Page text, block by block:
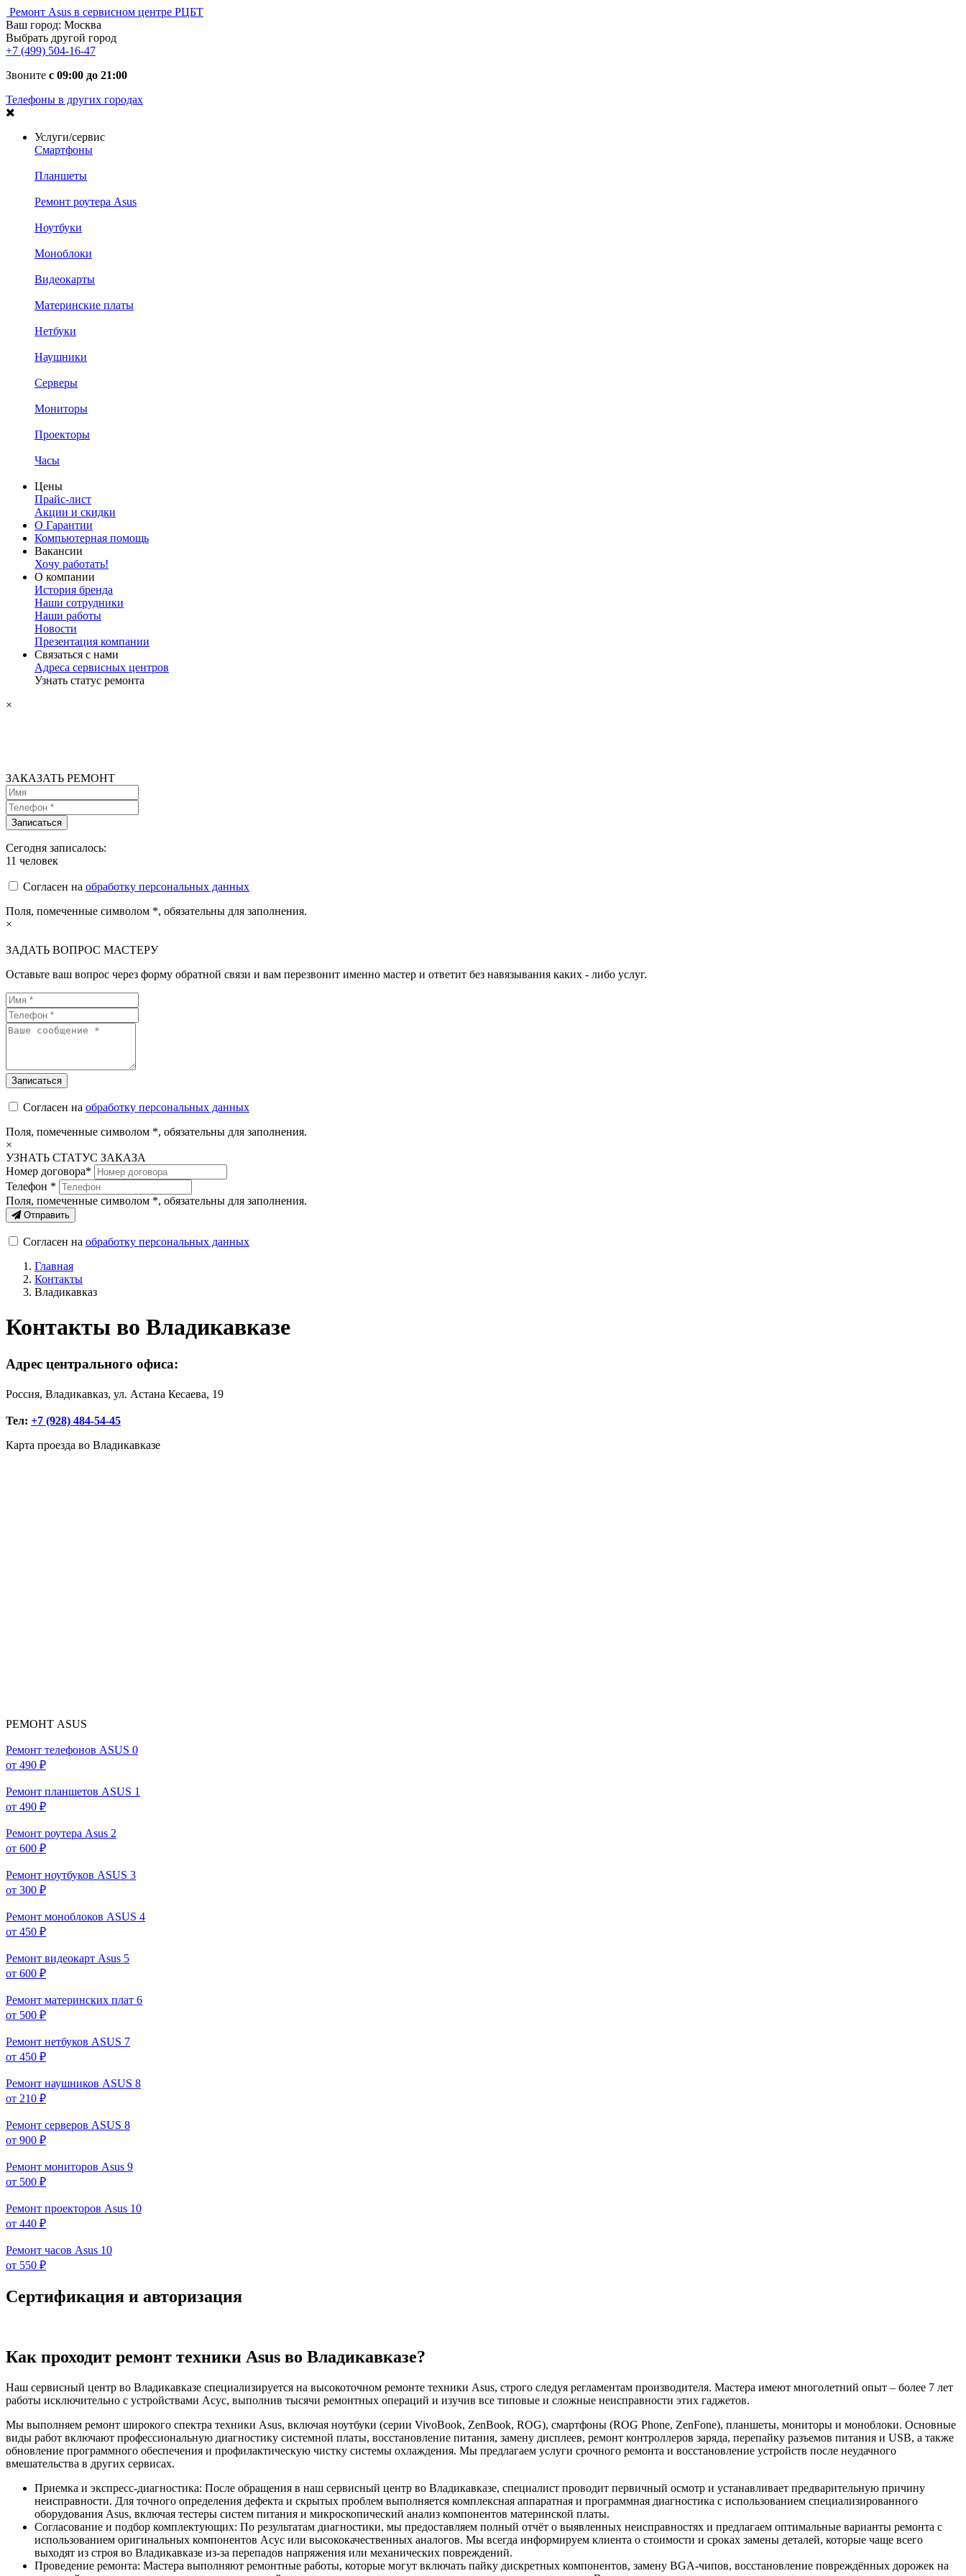
Ремонт Asus в сервисном центре РЦБТ
Ваш город: Москва
Выбрать другой город
+7 (499) 504-16-47
Звоните с 09:00 до 21:00
Телефоны в других городах
Услуги/сервис
Смартфоны
Планшеты
Ремонт роутера Asus
Ноутбуки
Моноблоки
Видеокарты
Материнские платы
Нетбуки
Наушники
Серверы
Мониторы
Проекторы
Часы
Цены
Прайс-лист
Акции и скидки
О Гарантии
Компьютерная помощь
Вакансии
Хочу работать!
О компании
История бренда
Наши сотрудники
Наши работы
Новости
Презентация компании
Связаться с нами
Адреса сервисных центров
Узнать статус ремонта
×
ЗАКАЗАТЬ РЕМОНТ
Сегодня записалось:
11 человек
Согласен на обработку персональных данных
Поля, помеченные символом *, обязательны для заполнения.
×
ЗАДАТЬ ВОПРОС МАСТЕРУ
Оставьте ваш вопрос через форму обратной связи и вам перезвонит именно мастер и ответит без навязывания каких - либо услуг.
Согласен на обработку персональных данных
Поля, помеченные символом *, обязательны для заполнения.
×
УЗНАТЬ СТАТУС ЗАКАЗА
Номер договора*
Телефон *
Поля, помеченные символом *, обязательны для заполнения.
Отправить
Согласен на обработку персональных данных
Главная
Контакты
Владикавказ
Контакты во Владикавказе
Адрес центрального офиса:
Россия, Владикавказ, ул. Астана Кесаева, 19
Тел: +7 (928) 484-54-45
Карта проезда во Владикавказе
РЕМОНТ ASUS
Ремонт телефонов ASUS 0
от 490 ₽
Ремонт планшетов ASUS 1
от 490 ₽
Ремонт роутера Asus 2
от 600 ₽
Ремонт ноутбуков ASUS 3
от 300 ₽
Ремонт моноблоков ASUS 4
от 450 ₽
Ремонт видеокарт Asus 5
от 600 ₽
Ремонт материнских плат 6
от 500 ₽
Ремонт нетбуков ASUS 7
от 450 ₽
Ремонт наушников ASUS 8
от 210 ₽
Ремонт серверов ASUS 8
от 900 ₽
Ремонт мониторов Asus 9
от 500 ₽
Ремонт проекторов Asus 10
от 440 ₽
Ремонт часов Asus 10
от 550 ₽
Сертификация и авторизация
Как проходит ремонт техники Asus во Владикавказе?
Наш сервисный центр во Владикавказе специализируется на высокоточном ремонте техники Asus, строго следуя регламентам производителя. Мастера имеют многолетний опыт – более 7 лет
работы исключительно с устройствами Асус, выполнив тысячи ремонтных операций и изучив все типовые и сложные неисправности этих гаджетов.
Мы выполняем ремонт широкого спектра техники Asus, включая ноутбуки (серии VivoBook, ZenBook, ROG), смартфоны (ROG Phone, ZenFone), планшеты, мониторы и моноблоки. Основные
виды работ включают профессиональную диагностику системной платы, восстановление питания, замену дисплеев, ремонт контроллеров заряда, перепайку разъемов питания и USB, а также
обновление программного обеспечения и профилактическую чистку системы охлаждения. Мы предлагаем услуги срочного ремонта и восстановление устройств после неудачного
вмешательства в других сервисах.
Приемка и экспресс-диагностика: После обращения в наш сервисный центр во Владикавказе, специалист проводит первичный осмотр и устанавливает предварительную причину
неисправности. Для точного определения дефекта и скрытых проблем выполняется комплексная аппаратная и программная диагностика с использованием специализированного
оборудования Asus, включая тестеры систем питания и микроскопический анализ компонентов материнской платы.
Согласование и подбор комплектующих: По результатам диагностики, мы предоставляем полный отчёт о выявленных неисправностях и предлагаем оптимальные варианты ремонта с
использованием оригинальных компонентов Асус или высококачественных аналогов. Мы всегда информируем клиента о стоимости и сроках замены деталей, которые чаще всего
выходят из строя во Владикавказе из-за перепадов напряжения или механических повреждений.
Проведение ремонта: Мастера выполняют ремонтные работы, которые могут включать пайку дискретных компонентов, замену BGA-чипов, восстановление повреждённых дорожек на